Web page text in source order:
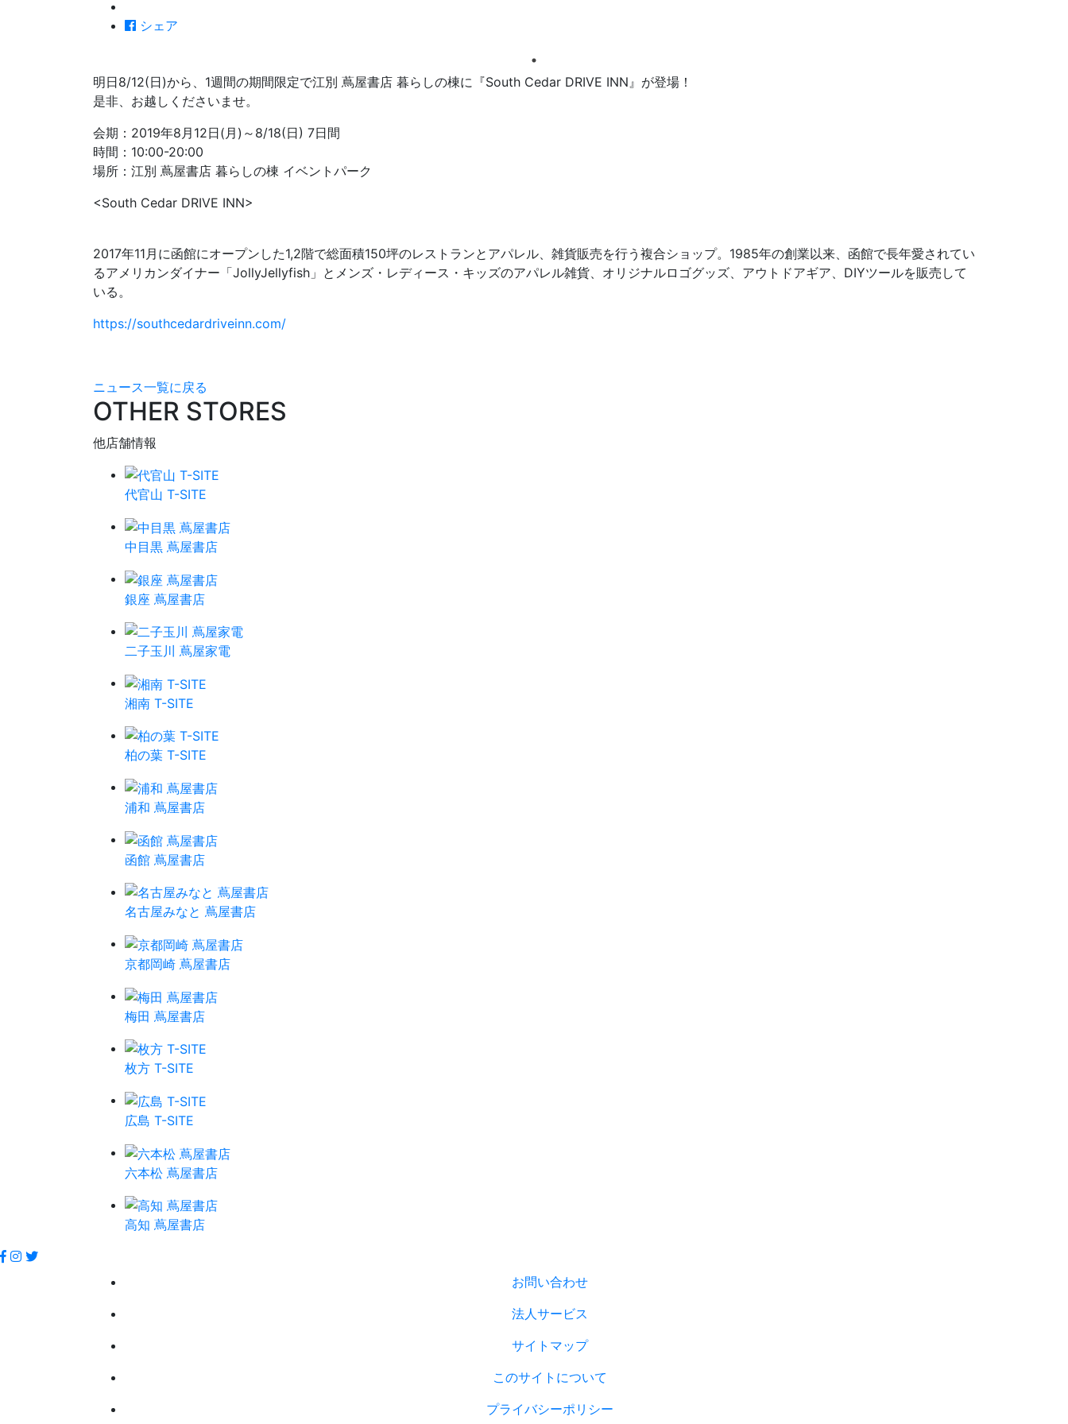
シェア
明日8/12(日)から、1週間の期間限定で江別 蔦屋書店 暮らしの棟に『South Cedar DRIVE INN』が登場！
是非、お越しくださいませ。
会期：2019年8月12日(月)～8/18(日) 7日間
時間：10:00-20:00
場所：江別 蔦屋書店 暮らしの棟 イベントパーク
<South Cedar DRIVE INN>
2017年11月に函館にオープンした1,2階で総面積150坪のレストランとアパレル、雑貨販売を行う複合ショップ。1985年の創業以来、函館で長年愛されてい
るアメリカンダイナー「JollyJellyfish」とメンズ・レディース・キッズのアパレル雑貨、オリジナルロゴグッズ、アウトドアギア、DIYツールを販売して
いる。
https://southcedardriveinn.com/
ニュース一覧に戻る
OTHER STORES
他店舗情報
代官山 T-SITE
中目黒 蔦屋書店
銀座 蔦屋書店
二子玉川 蔦屋家電
湘南 T-SITE
柏の葉 T-SITE
浦和 蔦屋書店
函館 蔦屋書店
名古屋みなと 蔦屋書店
京都岡崎 蔦屋書店
梅田 蔦屋書店
枚方 T-SITE
広島 T-SITE
六本松 蔦屋書店
高知 蔦屋書店
お問い合わせ
法人サービス
サイトマップ
このサイトについて
プライバシーポリシー